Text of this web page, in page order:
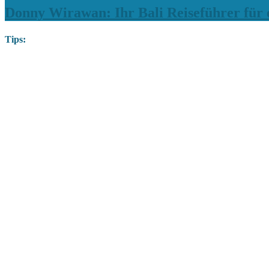
Donny Wirawan: Ihr Bali Reiseführer für
Tips: